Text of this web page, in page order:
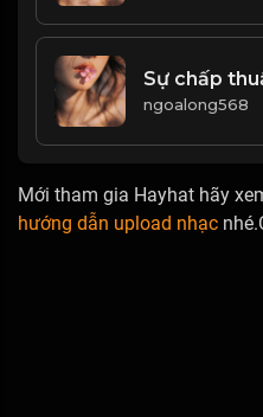
ngoalong568
Mới tham gia Hayhat hãy
hướng dẫn upload nhạc